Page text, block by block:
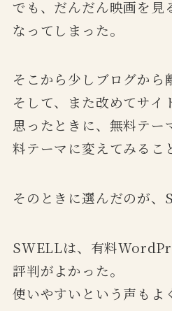
でも、だんだん映画を見
なってしまった。
そこから少しブログから
そして、また改めてサイ
思ったときに、無料テ
料テーマに変えてみるこ
そのときに選んだのが、
SWELLは、有料
評判がよかった。
使いやすいという声もよ